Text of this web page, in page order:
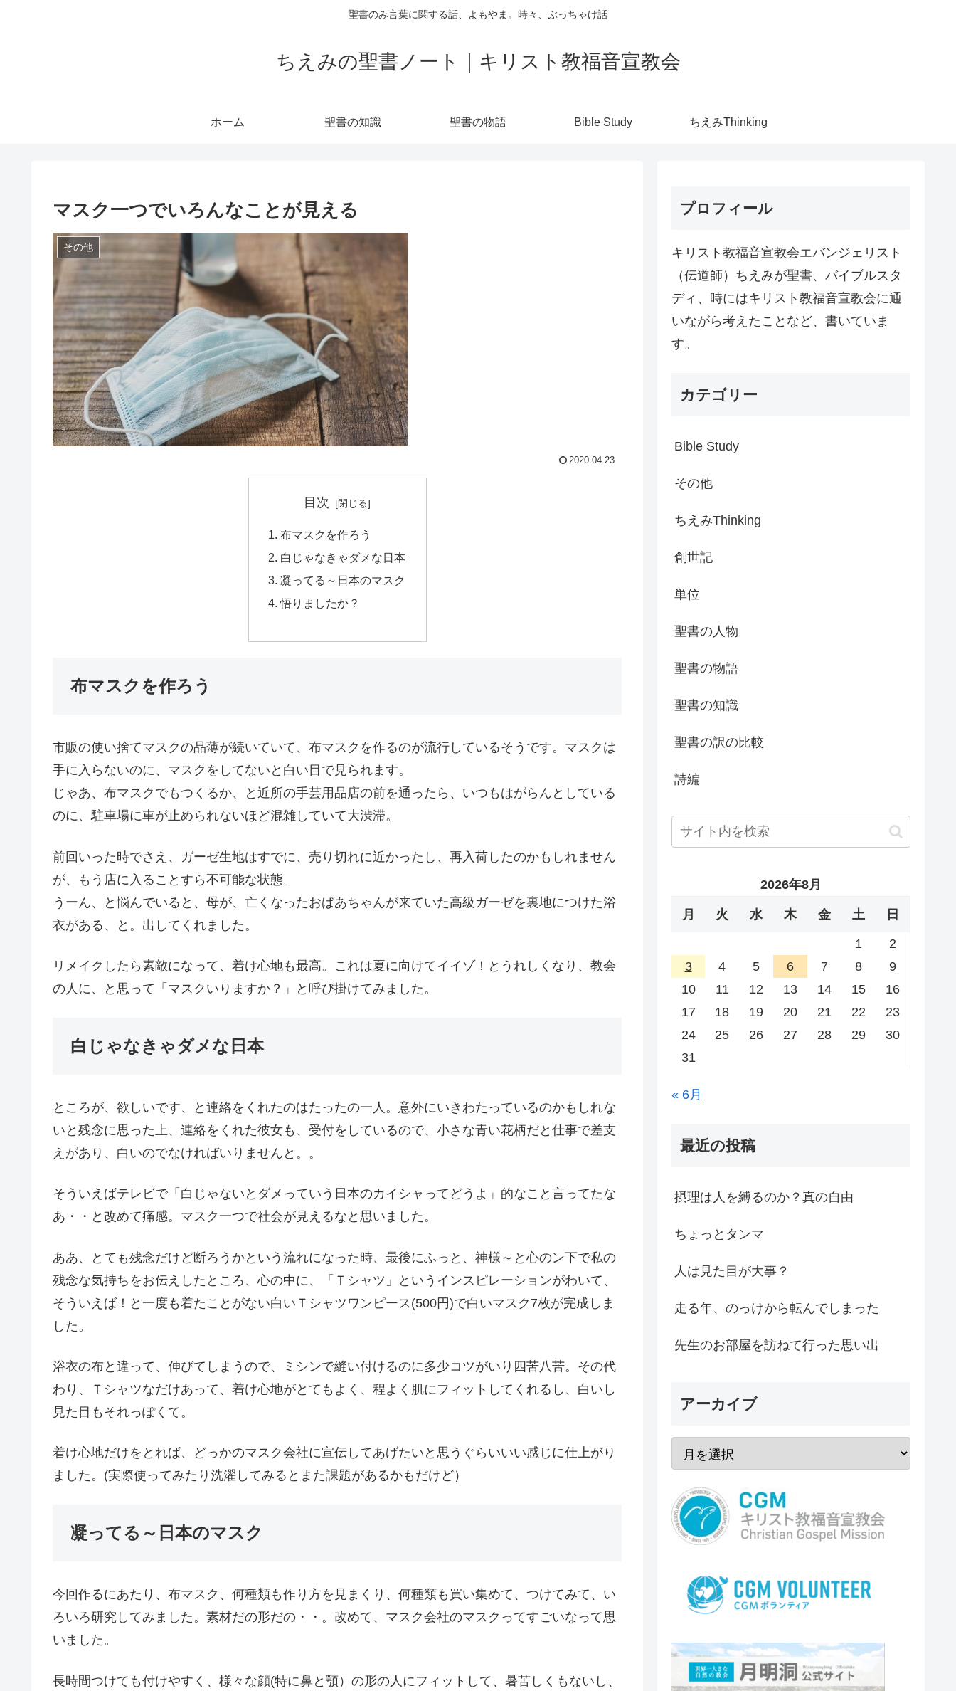
聖書のみ言葉に関する話、よもやま。時々、ぶっちゃけ話
ちえみの聖書ノート｜キリスト教福音宣教会
ホーム 聖書の知識 聖書の物語 Bible Study ちえみThinking
マスク一つでいろんなことが見える
その他
2020.04.23
目次
布マスクを作ろう
白じゃなきゃダメな日本
凝ってる～日本のマスク
悟りましたか？
布マスクを作ろう
市販の使い捨てマスクの品薄が続いていて、布マスクを作るのが流行しているそうです。マスクは
手に入らないのに、マスクをしてないと白い目で見られます。
じゃあ、布マスクでもつくるか、と近所の手芸用品店の前を通ったら、いつもはがらんとしている
のに、駐車場に車が止められないほど混雑していて大渋滞。
前回いった時でさえ、ガーゼ生地はすでに、売り切れに近かったし、再入荷したのかもしれません
が、もう店に入ることすら不可能な状態。
うーん、と悩んでいると、母が、亡くなったおばあちゃんが来ていた高級ガーゼを裏地につけた浴
衣がある、と。出してくれました。
リメイクしたら素敵になって、着け心地も最高。これは夏に向けてイイゾ！とうれしくなり、教会
の人に、と思って「マスクいりますか？」と呼び掛けてみました。
白じゃなきゃダメな日本
ところが、欲しいです、と連絡をくれたのはたったの一人。意外にいきわたっているのかもしれな
いと残念に思った上、連絡をくれた彼女も、受付をしているので、小さな青い花柄だと仕事で差支
えがあり、白いのでなければいりませんと。。
そういえばテレビで「白じゃないとダメっていう日本のカイシャってどうよ」的なこと言ってたな
あ・・と改めて痛感。マスク一つで社会が見えるなと思いました。
ああ、とても残念だけど断ろうかという流れになった時、最後にふっと、神様～と心のン下で私の
残念な気持ちをお伝えしたところ、心の中に、「Ｔシャツ」というインスピレーションがわいて、
そういえば！と一度も着たことがない白いＴシャツワンピース(500円)で白いマスク7枚が完成しま
した。
浴衣の布と違って、伸びてしまうので、ミシンで縫い付けるのに多少コツがいり四苦八苦。その代
わり、Ｔシャツなだけあって、着け心地がとてもよく、程よく肌にフィットしてくれるし、白いし
見た目もそれっぽくて。
着け心地だけをとれば、どっかのマスク会社に宣伝してあげたいと思うぐらいいい感じに仕上がり
ました。(実際使ってみたり洗濯してみるとまた課題があるかもだけど）
凝ってる～日本のマスク
今回作るにあたり、布マスク、何種類も作り方を見まくり、何種類も買い集めて、つけてみて、い
ろいろ研究してみました。素材だの形だの・・。改めて、マスク会社のマスクってすごいなって思
いました。
長時間つけても付けやすく、様々な顔(特に鼻と顎）の形の人にフィットして、暑苦しくもないし、
プロフィール
キリスト教福音宣教会エバンジェリスト
（伝道師）ちえみが聖書、バイブルスタ
ディ、時にはキリスト教福音宣教会に通
いながら考えたことなど、書いていま
す。
カテゴリー
Bible Study
その他
ちえみThinking
創世記
単位
聖書の人物
聖書の物語
聖書の知識
聖書の訳の比較
詩編
2026年8月
月 火 水 木 金 土 日
1
2
3
4 5 6 7 8
9
10
11 12 13 14 15
16
17
18 19 20 21 22
23
24
25 26 27 28 29
30
31
« 6月
最近の投稿
摂理は人を縛るのか？真の自由
ちょっとタンマ
人は見た目が大事？
走る年、のっけから転んでしまった
先生のお部屋を訪ねて行った思い出
アーカイブ